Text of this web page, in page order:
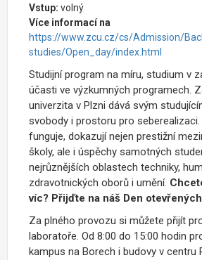
Vstup: volný
Více informací na
https://www.zcu.cz/cs/Admission/
studies/Open_day/index.html
Studijní program na míru, studium v
účasti ve výzkumných programech.
univerzita v Plzni dává svým
svobody i prostoru pro
funguje, dokazují nejen prestižní
školy, ale i úspěchy samotných
nejrůznějších oblastech techniky,
zdravotnických oborů i umění.
víc? Přijďte na náš Den
Za plného provozu si můžete přijít
laboratoře. Od 8:00 do 15:00 hodin
kampus na Borech i budovy v centru